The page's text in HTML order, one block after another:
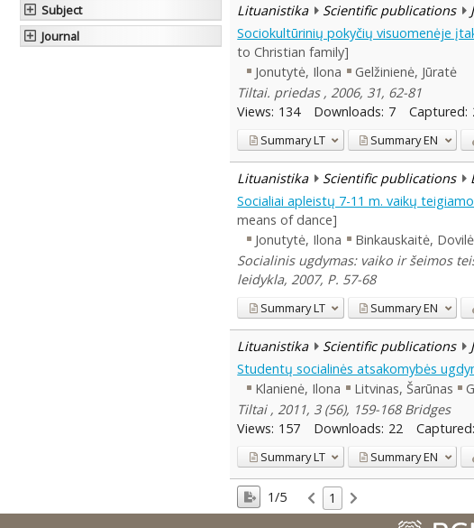
Subject
Journal
Lituanistika Scientific publications
Sociokultūrinių pokyčių visuomenėje
to Christian family]
Jonutytė, Ilona
Gelžinienė, Jūratė
Tiltai. priedas , 2006, 31, 62-81
Views: 134 Downloads: 7 Captured:
SummaryLT SummaryEN
Lituanistika Scientific publications
Socialiai apleistų 7-11 m. vaikų
means of dance]
Jonutytė, Ilona
Binkauskaitė, Dovilė
Socialinis ugdymas: vaiko ir šeimos
leidykla, 2007, P. 57-68
SummaryLT SummaryEN
Lituanistika Scientific publications
Studentų socialinės atsakomybės
Klanienė, Ilona
Litvinas, Šarūnas
Tiltai , 2011, 3 (56), 159-168 Bridges
Views: 157 Downloads: 22 Captured:
SummaryLT SummaryEN
1/5 1